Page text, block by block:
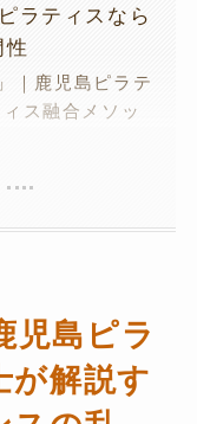
ラティスなら
性
｜鹿児島ピラテ
ス融合メソッ
児島ピラ
が解説す